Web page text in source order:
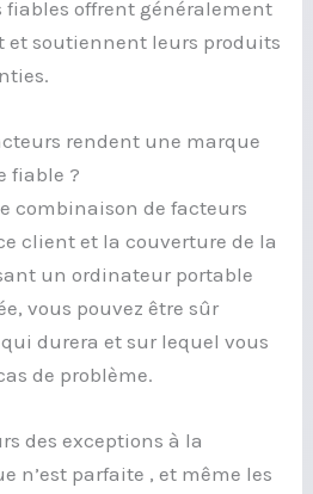
fiables offrent généralement
et soutiennent leurs produits
rendent une marque
fiable ?
combinaison de facteurs
client et la couverture de la
un ordinateur portable
vous pouvez être sûr
durera et sur lequel vous
de problème.
des exceptions à la
n’est parfaite , et même les